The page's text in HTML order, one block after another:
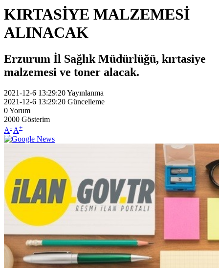
KIRTASİYE MALZEMESİ
ALINACAK
Erzurum İl Sağlık Müdürlüğü, kırtasiye
malzemesi ve toner alacak.
2021-12-6 13:29:20Yayınlanma
2021-12-6 13:29:20 Güncelleme
0Yorum
2000 Gösterim
A- A+